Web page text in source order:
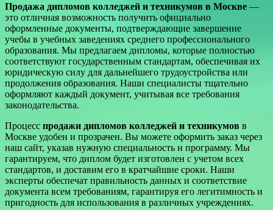
Продажа дипломов колледжей и техникумов в Москве —
это отличная возможность получить официально
оформленные документы, подтверждающие завершение
учебы в учебных заведениях среднего профессионального
образования. Мы предлагаем дипломы, которые полностью
соответствуют государственным стандартам, обеспечивая их
юридическую силу для дальнейшего трудоустройства или
продолжения образования. Наши специалисты тщательно
оформляют каждый документ, учитывая все требования
законодательства.
Процесс продажи дипломов колледжей и техникумов в
Москве удобен и прозрачен. Вы можете оформить заказ через
наш сайт, указав нужную специальность и программу. Мы
гарантируем, что диплом будет изготовлен с учетом всех
стандартов, и доставим его в кратчайшие сроки. Наши
эксперты обеспечат правильность данных и соответствие
документа всем требованиям, гарантируя его легитимность и
пригодность для использования в различных учреждениях.